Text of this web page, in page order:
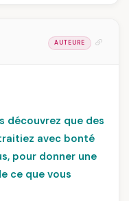
AUTEURE
découvrez que des
avec bonté
pour donner une
ce que vous